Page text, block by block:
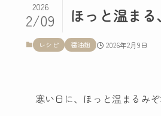
ほっと温ま
2026
2/09
レシピ 醤油麹 2026年2月9日
寒い日に、ほっと温まるみ